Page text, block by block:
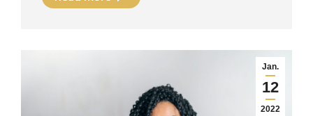
Jan.
12
2022